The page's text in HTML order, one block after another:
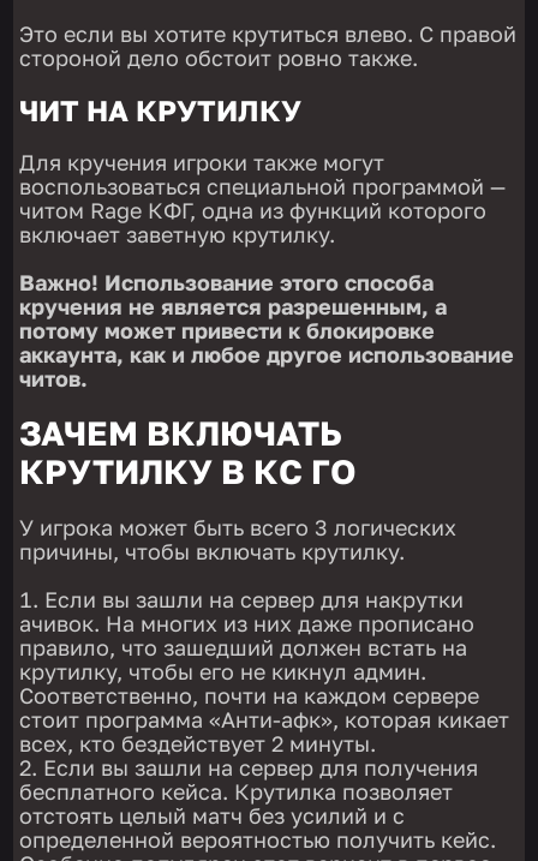
Это если вы хотите крутиться влево. С правой
стороной дело обстоит ровно также.
ЧИТ НА КРУТИЛКУ
Для кручения игроки также могут
воспользоваться специальной программой —
читом Rage КФГ, одна из функций которого
включает заветную крутилку.
Важно! Использование этого способа
кручения не является разрешенным, а
потому может привести к блокировке
аккаунта, как и любое другое использование
читов.
ЗАЧЕМ ВКЛЮЧАТЬ
КРУТИЛКУ В КС ГО
У игрока может быть всего 3 логических
причины, чтобы включать крутилку.
Если вы зашли на сервер для накрутки
ачивок. На многих из них даже прописано
правило, что зашедший должен встать на
крутилку, чтобы его не кикнул админ.
Соответственно, почти на каждом сервере
стоит программа «Анти-афк», которая кикает
всех, кто бездействует 2 минуты.
Если вы зашли на сервер для получения
бесплатного кейса. Крутилка позволяет
отстоять целый матч без усилий и с
определенной вероятностью получить кейс.